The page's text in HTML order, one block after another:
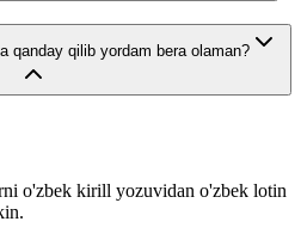
qanday qilib yordam bera olaman?
o'zbek kirill yozuvidan o'zbek lotin